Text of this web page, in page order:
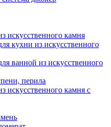
искусственного камня
кухни из искусственного
ванной из искусственного
перила
искусственного камня с